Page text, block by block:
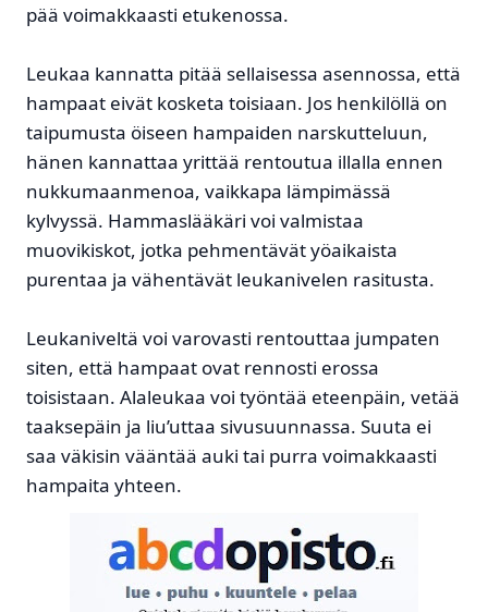
pää voimakkaasti etukenossa.
Leukaa kannatta pitää sellaisessa asennossa, että
hampaat eivät kosketa toisiaan. Jos henkilöllä on
taipumusta öiseen hampaiden narskutteluun,
hänen kannattaa yrittää rentoutua illalla ennen
nukkumaanmenoa, vaikkapa lämpimässä
kylvyssä. Hammaslääkäri voi valmistaa
muovikiskot, jotka pehmentävät yöaikaista
purentaa ja vähentävät leukanivelen rasitusta.
Leukaniveltä voi varovasti rentouttaa jumpaten
siten, että hampaat ovat rennosti erossa
toisistaan. Alaleukaa voi työntää eteenpäin, vetää
taaksepäin ja liu’uttaa sivusuunnassa. Suuta ei
saa väkisin vääntää auki tai purra voimakkaasti
hampaita yhteen.